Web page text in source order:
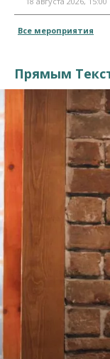
Все мероприятия
Прямым